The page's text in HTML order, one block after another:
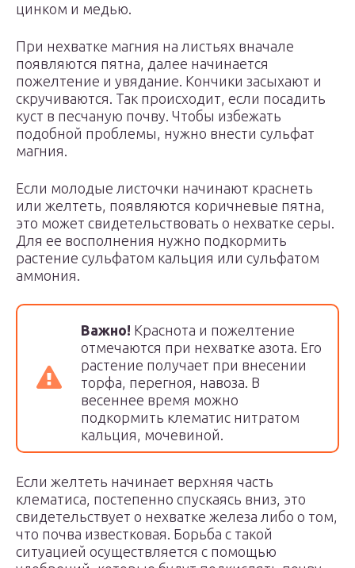
цинком и медью.
При нехватке магния на листьях вначале
появляются пятна, далее начинается
пожелтение и увядание. Кончики засыхают и
скручиваются. Так происходит, если посадить
куст в песчаную почву. Чтобы избежать
подобной проблемы, нужно внести сульфат
магния.
Если молодые листочки начинают краснеть
или желтеть, появляются коричневые пятна,
это может свидетельствовать о нехватке серы.
Для ее восполнения нужно подкормить
растение сульфатом кальция или сульфатом
аммония.
Важно! Краснота и пожелтение
отмечаются при нехватке азота. Его
растение получает при внесении
торфа, перегноя, навоза. В
весеннее время можно
подкормить клематис нитратом
кальция, мочевиной.
Если желтеть начинает верхняя часть
клематиса, постепенно спускаясь вниз, это
свидетельствует о нехватке железа либо о том,
что почва известковая. Борьба с такой
ситуацией осуществляется с помощью